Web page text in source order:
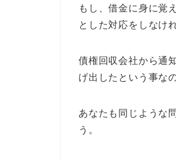
もし、借金に身に覚
とした対応をしなけ
債権回収会社から通
げ出したという事な
あなたも同じような
う。